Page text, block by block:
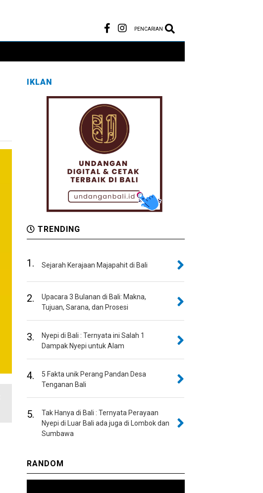
PENCARIAN
IKLAN
TRENDING
1. Sejarah Kerajaan Majapahit di Bali
2.
Upacara 3 Bulanan di Bali: Makna,
Tujuan, Sarana, dan Prosesi
3.
Nyepi di Bali : Ternyata ini Salah 1
Dampak Nyepi untuk Alam
4.
5 Fakta unik Perang Pandan Desa
Tenganan Bali
5.
Tak Hanya di Bali : Ternyata Perayaan
Nyepi di Luar Bali ada juga di Lombok dan
Sumbawa
RANDOM